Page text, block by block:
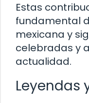
Estas
fundamental
mexicana y
celebradas y
actualidad.
Leyendas